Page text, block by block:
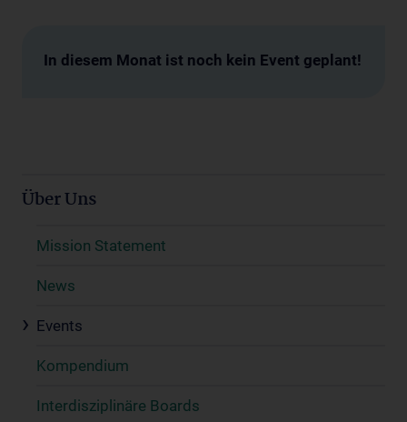
In diesem Monat ist noch kein Event geplant!
Über Uns
Mission Statement
News
Events
Kompendium
Interdisziplinäre Boards